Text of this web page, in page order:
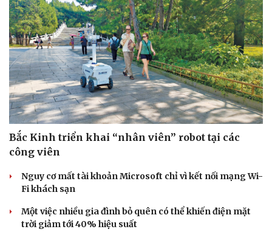
Bắc Kinh triển khai “nhân viên” robot tại các
công viên
Nguy cơ mất tài khoản Microsoft chỉ vì kết nối mạng Wi-
Fi khách sạn
Một việc nhiều gia đình bỏ quên có thể khiến điện mặt
trời giảm tới 40% hiệu suất